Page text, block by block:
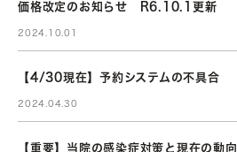
価格改定のお知らせ R6.10.1更新
2024.10.01
【4/30現在】予約システムの不具合
2024.04.30
【重要】当院の感染症対策と現在の動向